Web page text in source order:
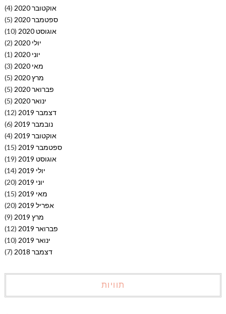
אוקטובר 2020
(4)
ספטמבר 2020
(5)
אוגוסט 2020
(10)
יולי 2020
(2)
יוני 2020
(1)
מאי 2020
(3)
מרץ 2020
(5)
פברואר 2020
(5)
ינואר 2020
(5)
דצמבר 2019
(12)
נובמבר 2019
(6)
אוקטובר 2019
(4)
ספטמבר 2019
(15)
אוגוסט 2019
(19)
יולי 2019
(14)
יוני 2019
(20)
מאי 2019
(15)
אפריל 2019
(20)
מרץ 2019
(9)
פברואר 2019
(12)
ינואר 2019
(10)
דצמבר 2018
(7)
תוויות